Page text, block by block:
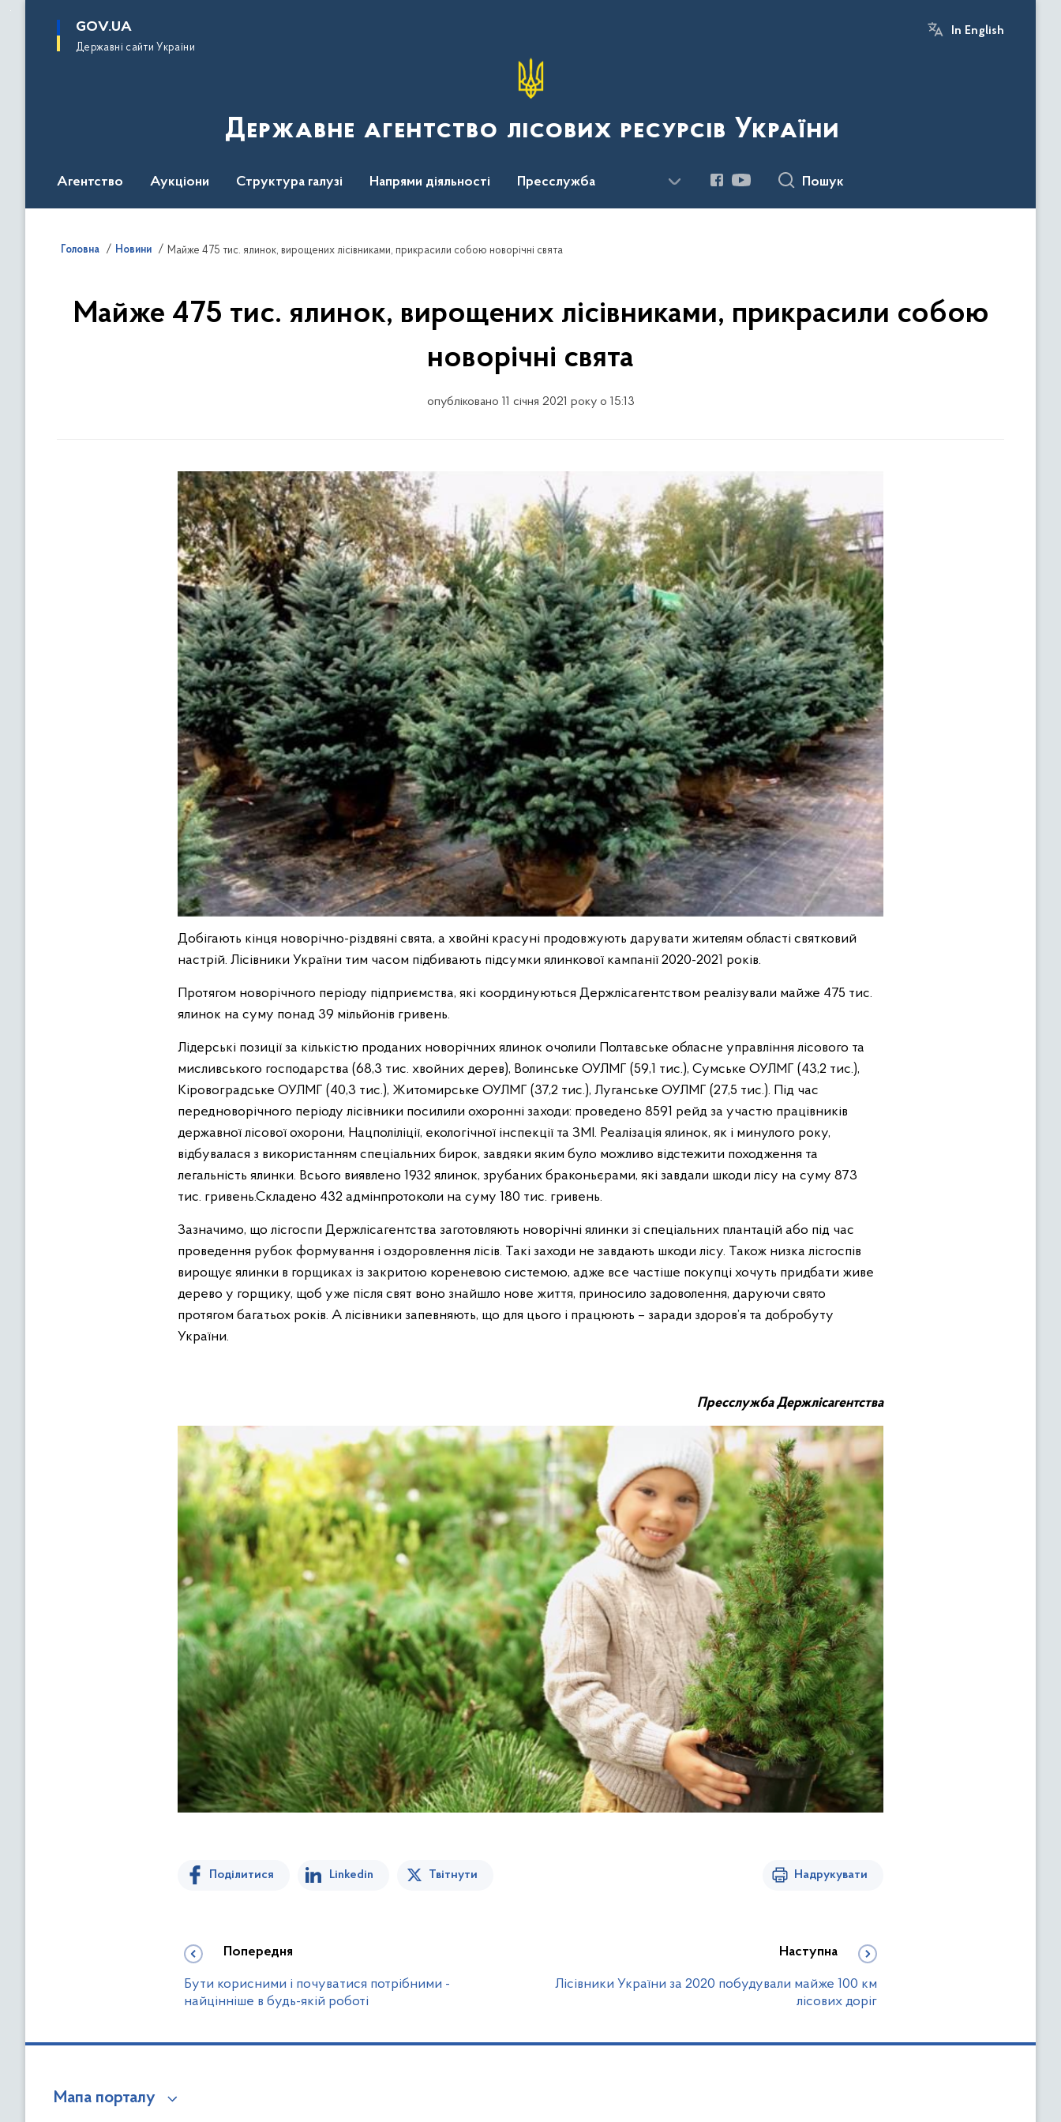
основного
GOV.UA
Державні сайти України
In English
Державне агентство лісових ресурсів України
Агентство Аукціони Структура галузі Напрями діяльності Пресслужба Пошук
Головна Новини Майже 475 тис. ялинок, вирощених лісівниками, прикрасили собою новорічні свята
Майже 475 тис. ялинок, вирощених лісівниками, прикрасили собою
новорічні свята
опубліковано 11 січня 2021 року о 15:13
Добігають кінця новорічно-різдвяні свята, а хвойні красуні продовжують дарувати жителям області святковий
настрій. Лісівники України тим часом підбивають підсумки ялинкової кампанії 2020-2021 років.
Протягом новорічного періоду підприємства, які координуються Держлісагентством реалізували майже 475 тис.
ялинок на суму понад 39 мільйонів гривень.
Лідерські позиції за кількістю проданих новорічних ялинок очолили Полтавське обласне управління лісового та
мисливського господарства (68,3 тис. хвойних дерев), Волинське ОУЛМГ (59,1 тис.), Cумське ОУЛМГ (43,2 тис.),
Кіровоградське ОУЛМГ (40,3 тис.), Житомирське ОУЛМГ (37,2 тис.), Луганське ОУЛМГ (27,5 тис.). Під час
передноворічного періоду лісівники посилили охоронні заходи: проведено 8591 рейд за участю працівників
державної лісової охорони, Нацполіліції, екологічної інспекції та ЗМІ. Реалізація ялинок, як і минулого року,
відбувалася з використанням спеціальних бирок, завдяки яким було можливо відстежити походження та
легальність ялинки. Всього виявлено 1932 ялинок, зрубаних браконьєрами, які завдали шкоди лісу на суму 873
тис. гривень.Складено 432 адмінпротоколи на суму 180 тис. гривень.
Зазначимо, що лісгоспи Держлісагентства заготовляють новорічні ялинки зі спеціальних плантацій або під час
проведення рубок формування і оздоровлення лісів. Такі заходи не завдають шкоди лісу. Також низка лісгоспів
вирощує ялинки в горщиках із закритою кореневою системою, адже все частіше покупці хочуть придбати живе
дерево у горщику, щоб уже після свят воно знайшло нове життя, приносило задоволення, даруючи свято
протягом багатьох років. А лісівники запевняють, що для цього і працюють – заради здоров’я та добробуту
України.
Пресслужба Держлісагентства
Поділитися Linkedin Твітнути Надрукувати
Попередня
Бути корисними і почуватися потрібними -
найцінніше в будь-якій роботі
Наступна
Лісівники України за 2020 побудували майже 100 км
лісових доріг
Мапа порталу